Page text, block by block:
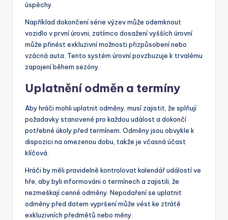
úspěchy.
Například dokončení série výzev může odemknout
vozidlo v první úrovni, zatímco dosažení vyšších úrovní
může přinést exkluzivní možnosti přizpůsobení nebo
vzácná auta. Tento systém úrovní povzbuzuje k trvalému
zapojení během sezóny.
Uplatnění odměn a termíny
Aby hráči mohli uplatnit odměny, musí zajistit, že splňují
požadavky stanovené pro každou událost a dokončí
potřebné úkoly před termínem. Odměny jsou obvykle k
dispozici na omezenou dobu, takže je včasná účast
klíčová.
Hráči by měli pravidelně kontrolovat kalendář událostí ve
hře, aby byli informováni o termínech a zajistili, že
nezmeškají cenné odměny. Nepodaření se uplatnit
odměny před datem vypršení může vést ke ztrátě
exkluzivních předmětů nebo měny.